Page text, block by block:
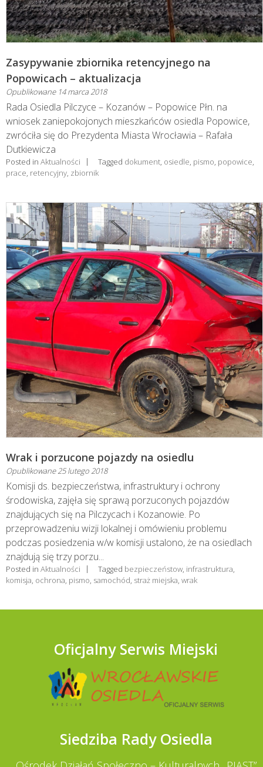
Zasypywanie zbiornika retencyjnego na
Popowicach – aktualizacja
Opublikowane 14 marca 2018
Rada Osiedla Pilczyce – Kozanów – Popowice Płn. na
wniosek zaniepokojonych mieszkańców osiedla Popowice,
zwróciła się do Prezydenta Miasta Wrocławia – Rafała
Dutkiewicza
Posted in Aktualności Tagged dokument, osiedle, pismo, popowice,
prace, retencyjny, zbiornik
Wrak i porzucone pojazdy na osiedlu
Opublikowane25 lutego 2018
Komisji ds. bezpieczeństwa, infrastruktury i ochrony
środowiska, zajęła się sprawą porzuconych pojazdów
znajdujących się na Pilczycach i Kozanowie. Po
przeprowadzeniu wizji lokalnej i omówieniu problemu
podczas posiedzenia w/w komisji ustalono, że na osiedlach
znajdują się trzy porzu...
Posted in Aktualności Tagged bezpieczeństow infrastruktura
komisja ochrona pismo samochód straż miejska wrak
Oficjalny Serwis Miejski
Siedziba Rady Osiedla